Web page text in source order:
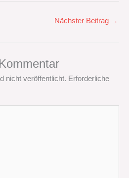
Nächster Beitrag →
nicht veröffentlicht. Erforderliche